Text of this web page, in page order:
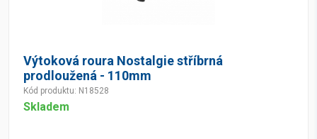
Výtoková roura Nostalgie stříbrná
prodloužená - 110mm
Kód produktu: N18528
Skladem